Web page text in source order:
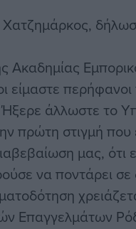
Ακαδημίας
είμαστε περήφανοι
άλλωστε το
πρώτη στιγμή που
μας, ότι
να ποντάρει σε
Επαγγελμάτων